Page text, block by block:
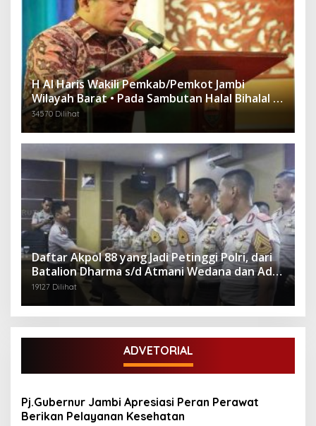
H Al Haris Wakili Pemkab/Pemkot Jambi
Wilayah Barat • Pada Sambutan Halal Bihalal di
Gubernuran
34570 Dilihat
Daftar Akpol 88 yang Jadi Petinggi Polri, dari
Batalion Dharma s/d Atmani Wedana dan Adhi
Pradana
19127 Dilihat
ADVETORIAL
Pj.Gubernur Jambi Apresiasi Peran Perawat
Berikan Pelayanan Kesehatan